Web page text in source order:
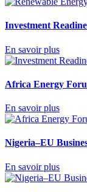
Investment
En savoir plus
Africa Energy
En savoir plus
Nigeria–EU
En savoir plus